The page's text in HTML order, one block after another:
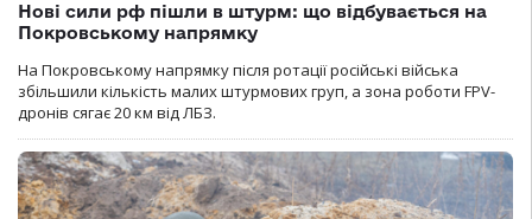
Нові сили рф пішли в штурм: що відбувається на
Покровському напрямку
На Покровському напрямку після ротації російські війська
збільшили кількість малих штурмових груп, а зона роботи FPV-
дронів сягає 20 км від ЛБЗ.